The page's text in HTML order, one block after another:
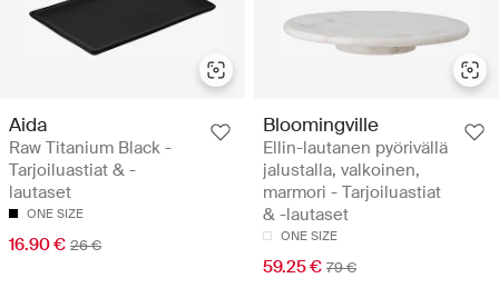
Aida
Raw Titanium Black -
Tarjoiluastiat & -
lautaset
ONE SIZE
16.90 € 26 €
Bloomingville
Ellin-lautanen pyörivällä
jalustalla, valkoinen,
marmori - Tarjoiluastiat
& -lautaset
ONE SIZE
59.25 € 79 €